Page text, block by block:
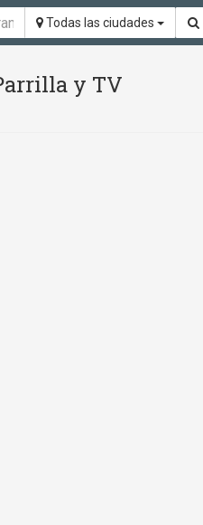
Todas las ciudades
y TV